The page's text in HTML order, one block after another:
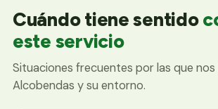
Cuándo tiene sentido
este servicio
Situaciones frecuentes por las que nos
Alcobendas y su entorno.